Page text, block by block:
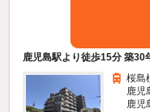
鹿児島駅より徒歩15分 築30
桜島
鹿児
鹿児